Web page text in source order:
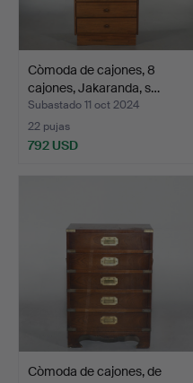
Còmoda de cajones, 8
cajones, Jakaranda, s…
Subastado 11 oct 2024
22 pujas
792 USD
Còmoda de cajones, de